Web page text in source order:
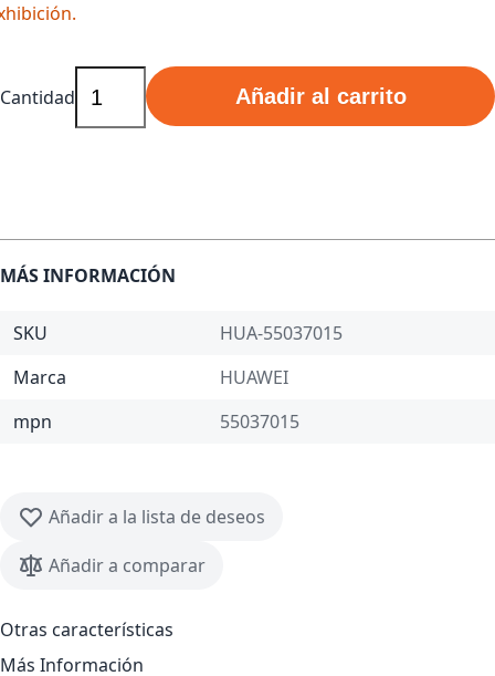
Cantidad Añadir al carrito
MÁS INFORMACIÓN
SKU
HUA-55037015
Marca
HUAWEI
mpn
55037015
Añadir a la lista de deseos
Añadir a comparar
Otras características
Más Información